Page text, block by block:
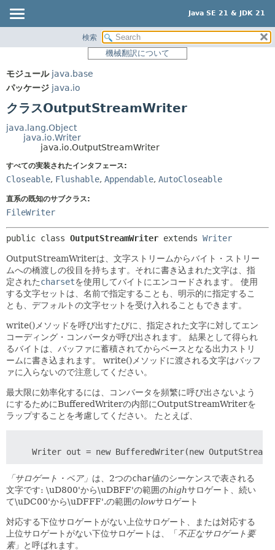
Java SE 21 & JDK 21
パッケージ
使用
ツリー
プレビュー
索引
ヘルプ
サマリー:
ネスト済
メソッド
コンストラクタ
検索
機械翻訳について
モジュール java.base
パッケージ java.io
クラスOutputStreamWriter
java.lang.Object
java.io.Writer
java.io.OutputStreamWriter
すべての実装されたインタフェース:
Closeable, Flushable, Appendable, AutoCloseable
直系の既知のサブクラス:
FileWriter
public class OutputStreamWriter extends Writer
OutputStreamWriterは、文字ストリームからバイト・ストリー
ムへの橋渡しの役目を持ちます。それに書き込まれた文字は、指
定されたcharsetを使用してバイトにエンコードされます。
使用
する文字セットは、名前で指定することも、明示的に指定するこ
とも、デフォルトの文字セットを受け入れることもできます。
write()メソッドを呼び出すたびに、指定された文字に対してエン
コーディング・コンバータが呼び出されます。
結果として得られ
るバイトは、バッファに蓄積されてからベースとなる出力ストリ
ームに書き込まれます。
write()メソッドに渡される文字はバッフ
ァに入らないので注意してください。
最大限に効率化するには、コンバータを頻繁に呼び出さないよう
にするためにBufferedWriterの内部にOutputStreamWriterを
ラップすることを考慮してください。
たとえば、
「サロゲート・ペア」 は、2つのchar値のシーケンスで表される
文字です: \uD800'から\uDBFF'の範囲のhighサロゲート、続い
て\uDC00'から\uDFFF'.の範囲のlowサロゲート
対応する下位サロゲートがない上位サロゲート、または対応する
上位サロゲートがない下位サロゲートは、「不正なサロゲート要
素」と呼ばれます。